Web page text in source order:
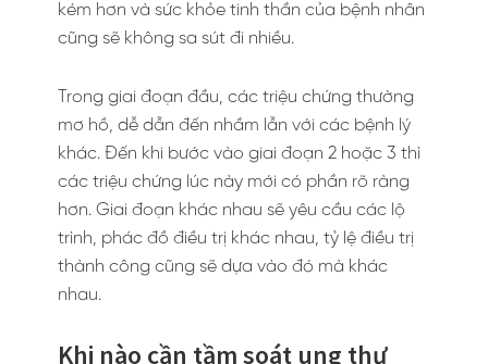
kém hơn và sức khỏe tinh thần của bệnh nhân
cũng sẽ không sa sút đi nhiều.
Trong giai đoạn đầu, các triệu chứng thường
mơ hồ, dễ dẫn đến nhầm lẫn với các bệnh lý
khác. Đến khi bước vào giai đoạn 2 hoặc 3 thì
các triệu chứng lúc này mới có phần rõ ràng
hơn. Giai đoạn khác nhau sẽ yêu cầu các lộ
trình, phác đồ điều trị khác nhau, tỷ lệ điều trị
thành công cũng sẽ dựa vào đó mà khác
nhau.
Khi nào cần tầm soát ung thư